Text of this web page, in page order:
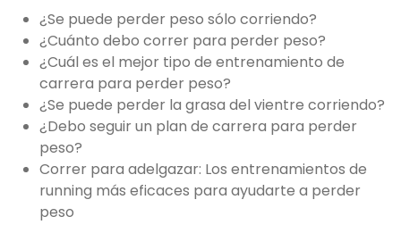
¿Se puede perder peso sólo corriendo?
¿Cuánto debo correr para perder peso?
¿Cuál es el mejor tipo de entrenamiento de
carrera para perder peso?
¿Se puede perder la grasa del vientre corriendo?
¿Debo seguir un plan de carrera para perder
peso?
Correr para adelgazar: Los entrenamientos de
running más eficaces para ayudarte a perder
peso